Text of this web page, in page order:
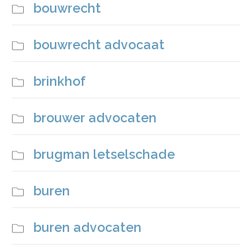
bouwrecht
bouwrecht advocaat
brinkhof
brouwer advocaten
brugman letselschade
buren
buren advocaten